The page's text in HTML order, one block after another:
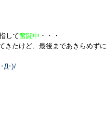
して奮闘中 ・・・
きたけど、最後まであきらめずに
Д･)/